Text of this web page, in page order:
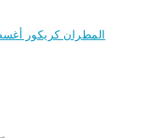
المطران كريكور